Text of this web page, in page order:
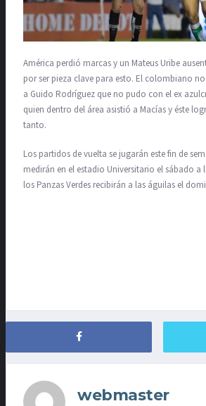
América perdió marcas y un Mateus Uribe
por ser pieza clave para esto. El colombiano no
a Guido Rodríguez que no pudo con el ex
quien dentro del área asistió a Macías y éste
tanto.
Los partidos de vuelta se jugarán este fin de
medirán en el estadio Universitario el sábado a
los Panzas Verdes recibirán a las águilas el
webmaster